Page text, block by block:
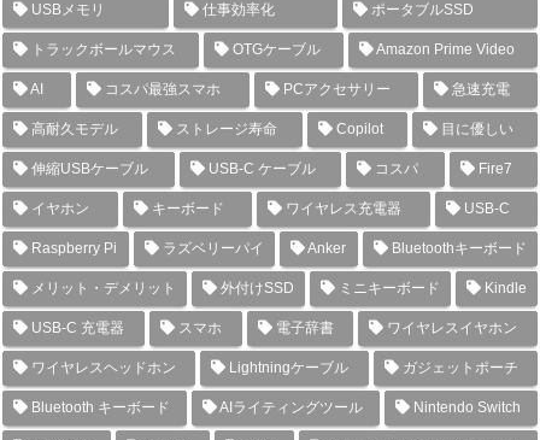
USBメモリ 仕事効率化 ポータブルSSD
トラックボールマウス OTGケーブル Amazon Prime Video
AI コスパ最強スマホ PCアクセサリー 急速充電
高耐久モデル ストレージ寿命 Copilot 目に優しい
伸縮USBケーブル USB-C ケーブル コスパ Fire7
イヤホン キーボード ワイヤレス充電器 USB-C
Raspberry Pi ラズベリーパイ Anker Bluetoothキーボード
メリット・デメリット 外付けSSD ミニキーボード Kindle
USB-C 充電器 スマホ 電子辞書 ワイヤレスイヤホン
ワイヤレスヘッドホン Lightningケーブル ガジェットポーチ
Bluetooth キーボード AIライティングツール Nintendo Switch